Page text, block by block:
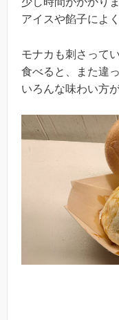
アイスや餡子によ
モナカも刺さって
食べると、また違
いろんな味わい方